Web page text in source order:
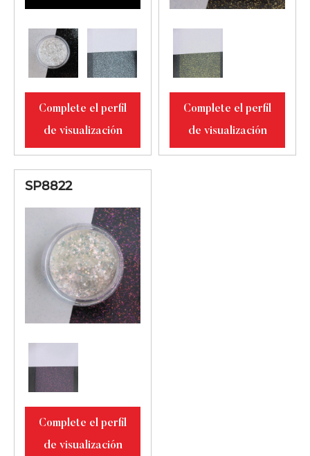
Complete el perfil
de visualización
Complete el perfil
de visualización
SP8822
Complete el perfil
de visualización